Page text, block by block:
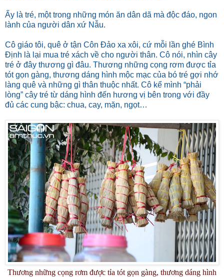
Ấy là tré, một trong những món ăn dân dã mà độc đáo, ngon
lành của người dân xứ Nẫu.
Cô giáo tôi, quê ở tận Côn Đảo xa xôi, cứ mỗi lần ghé Bình
Định là lại mua tré xách về cho người thân. Cô nói, nhìn cây
tré ở đây thương gì đâu. Thương những cọng rơm được tỉa
tót gọn gàng, thương dáng hình mộc mạc của bó tré gợi nhớ
làng quê và những gì thân thuộc nhất. Cô kể mình “phải
lòng” cây tré từ dáng hình đến hương vị bên trong với đầy
đủ các cung bậc: chua, cay, mặn, ngọt…
Thương những cọng rơm được tỉa tót gọn gàng, thương dáng hình